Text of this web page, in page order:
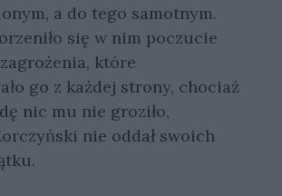
a do tego samotnym.
się w nim poczucie
które
go z każdej strony, chociaż
nic mu nie groziło,
nie oddał swoich